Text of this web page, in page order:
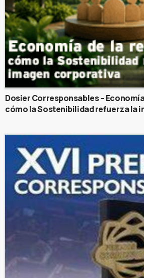
Dosier Corresponsables –
cómo la Sostenibilidad refuerza la